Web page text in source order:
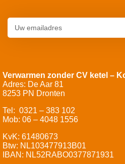
Verwarmen zonder CV ketel –
Adres: De Aar 81
8253 PN Dronten
Tel: 0321 – 383 102
Mob: 06 – 4048 1556
KvK: 61480673
Btw: NL103477913B01
IBAN: NL52RABO0377871931